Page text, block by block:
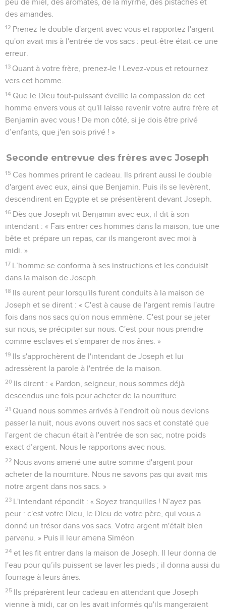
peu de miel, des aromates, de la myrrhe, des pistaches et
des amandes.
12 Prenez le double d'argent avec vous et rapportez l'argent
qu'on avait mis à l'entrée de vos sacs : peut-être était-ce une
erreur.
13 Quant à votre frère, prenez-le ! Levez-vous et retournez
vers cet homme.
14 Que le Dieu tout-puissant éveille la compassion de cet
homme envers vous et qu'il laisse revenir votre autre frère et
Benjamin avec vous ! De mon côté, si je dois être privé
d’enfants, que j'en sois privé ! »
Seconde entrevue des frères avec Joseph
15 Ces hommes prirent le cadeau. Ils prirent aussi le double
d'argent avec eux, ainsi que Benjamin. Puis ils se levèrent,
descendirent en Egypte et se présentèrent devant Joseph.
16 Dès que Joseph vit Benjamin avec eux, il dit à son
intendant : « Fais entrer ces hommes dans la maison, tue une
bête et prépare un repas, car ils mangeront avec moi à
midi. »
17 L’homme se conforma à ses instructions et les conduisit
dans la maison de Joseph.
18 Ils eurent peur lorsqu'ils furent conduits à la maison de
Joseph et se dirent : « C'est à cause de l'argent remis l'autre
fois dans nos sacs qu'on nous emmène. C'est pour se jeter
sur nous, se précipiter sur nous. C'est pour nous prendre
comme esclaves et s'emparer de nos ânes. »
19 Ils s'approchèrent de l'intendant de Joseph et lui
adressèrent la parole à l'entrée de la maison.
20 Ils dirent : « Pardon, seigneur, nous sommes déjà
descendus une fois pour acheter de la nourriture.
21 Quand nous sommes arrivés à l'endroit où nous devions
passer la nuit, nous avons ouvert nos sacs et constaté que
l'argent de chacun était à l'entrée de son sac, notre poids
exact d’argent. Nous le rapportons avec nous.
22 Nous avons amené une autre somme d'argent pour
acheter de la nourriture. Nous ne savons pas qui avait mis
notre argent dans nos sacs. »
23 L'intendant répondit : « Soyez tranquilles ! N’ayez pas
peur : c'est votre Dieu, le Dieu de votre père, qui vous a
donné un trésor dans vos sacs. Votre argent m'était bien
parvenu. » Puis il leur amena Siméon
24 et les fit entrer dans la maison de Joseph. Il leur donna de
l'eau pour qu’ils puissent se laver les pieds ; il donna aussi du
fourrage à leurs ânes.
25 Ils préparèrent leur cadeau en attendant que Joseph
vienne à midi, car on les avait informés qu'ils mangeraient